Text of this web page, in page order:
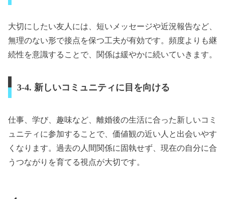
大切にしたい友人には、短いメッセージや近況報告など、
無理のない形で接点を保つ工夫が有効です。頻度よりも継
続性を意識することで、関係は緩やかに続いていきます。
3-4. 新しいコミュニティに目を向ける
仕事、学び、趣味など、離婚後の生活に合った新しいコミ
ュニティに参加することで、価値観の近い人と出会いやす
くなります。過去の人間関係に固執せず、現在の自分に合
うつながりを育てる視点が大切です。